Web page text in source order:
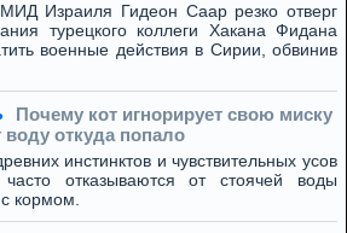
Израиля Гидеон Саар резко отверг
турецкого коллеги Хакана Фидана
военные действия в Сирии, обвинив
Почему кот игнорирует свою миску
воду откуда попало
инстинктов и чувствительных усов
отказываются от стоячей воды
кормом.